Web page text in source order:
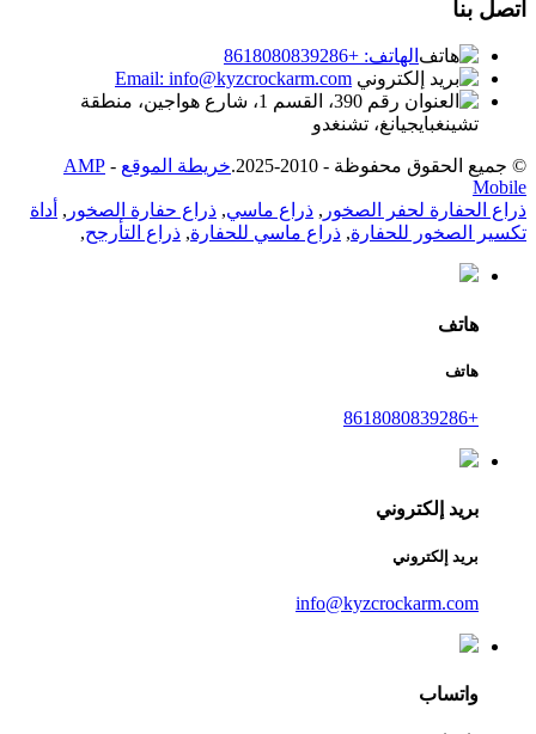
اتصل بنا
الهاتف: +8618080839286
Email: info@kyzcrockarm.com
رقم 390، القسم 1، شارع هواجين، منطقة
تشينغبايجيانغ، تشنغدو
© جميع الحقوق محفوظة - 2010-2025. خريطة الموقع -
AMP
Mobile
ذراع الحفارة لحفر الصخور , ذراع ماسي, ذراع حفارة الصخور , أداة
تكسير الصخور للحفارة, ذراع ماسي للحفارة, ذراع التأرجح,
هاتف
هاتف
+8618080839286
بريد إلكتروني
بريد إلكتروني
info@kyzcrockarm.com
واتساب